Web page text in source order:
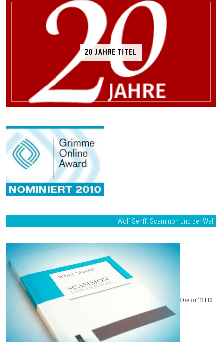
20 JAHRE TITEL
Wolf Senff: Scammon und der Wal
Die in TITEL